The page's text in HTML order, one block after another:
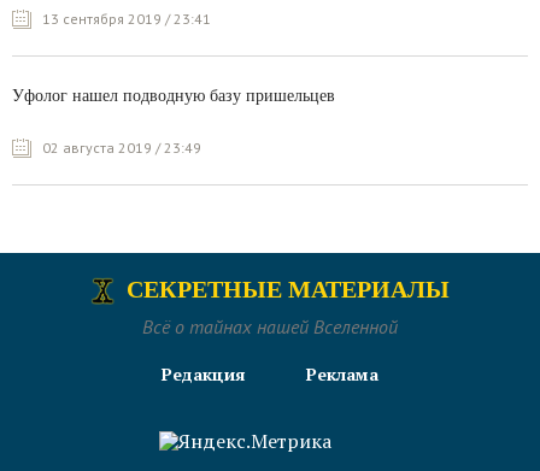
13 сентября 2019 / 23:41
Уфолог нашел подводную базу пришельцев
02 августа 2019 / 23:49
СЕКРЕТНЫЕ МАТЕРИАЛЫ
Всё о тайнах нашей Вселенной
Редакция Реклама